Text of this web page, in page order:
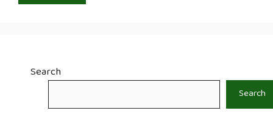
Search
Search